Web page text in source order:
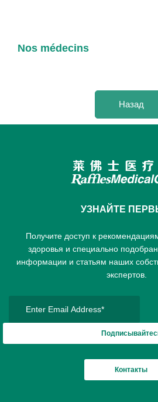
Nos médecins
Назад
УЗНАЙТЕ
Получите доступ к
здоровья и специально
информации и статьям наших
экспертов.
Контакты